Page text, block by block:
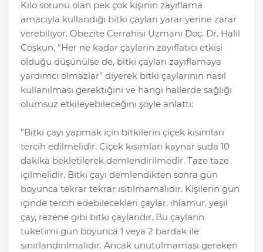
Kilo sorunu olan pek çok kişinin zayıflama
amacıyla kullandığı bitki çayları yarar yerine zarar
verebiliyor. Obezite Cerrahisi Uzmanı Doç. Dr. Halil
Coşkun, “Her ne kadar çayların zayıflatıcı etkisi
olduğu düşünülse de, bitki çayları zayıflamaya
yardımcı olmazlar” diyerek bitki çaylarının nasıl
kullanılması gerektiğini ve hangi hallerde sağlığı
olumsuz etkileyebileceğini şöyle anlattı:
“Bitki çayı yapmak için bitkilerin çiçek kısımları
tercih edilmelidir. Çiçek kısımları kaynar suda 10
dakika bekletilerek demlendirilmedir. Taze taze
içilmelidir. Bitki çayı demlendikten sonra gün
boyunca tekrar tekrar ısıtılmamalıdır. Kişilerin gün
içinde tercih edebilecekleri çaylar, ıhlamur, yeşil
çay, rezene gibi bitki çaylarıdır. Bu çayların
tüketimi gün boyunca 1 veya 2 bardak ile
sınırlandırılmalıdır. Ancak unutulmaması gereken